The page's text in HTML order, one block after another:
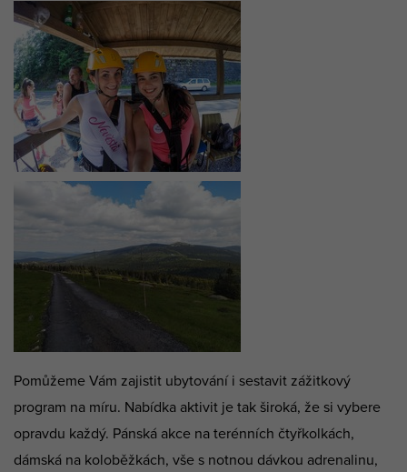
Pomůžeme Vám zajistit ubytování i sestavit zážitkový
program na míru. Nabídka aktivit je tak široká, že si vybere
opravdu každý. Pánská akce na terénních čtyřkolkách,
dámská na koloběžkách, vše s notnou dávkou adrenalinu,